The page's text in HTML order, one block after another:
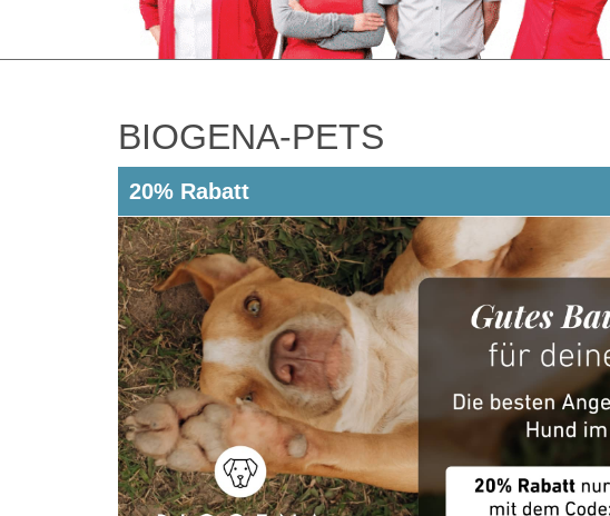
BIOGENA-PETS
20% Rabatt